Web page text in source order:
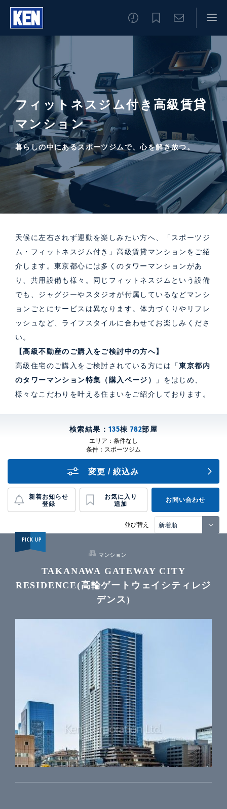
フィットネスジム付き高級賃貸
マンション
暮らしの中にあるスポーツジムで、心を解き放つ。
天候に左右されず運動を楽しみたい方へ、「スポーツジ
ム・フィットネスジム付き」高級賃貸マンションをご紹
介します。東京都心には多くのタワーマンションがあ
り、共用設備も様々。同じフィットネスジムという設備
でも、ジャグジーやスタジオが付属しているなどマンシ
ョンごとにサービスは異なります。体力づくりやリフレ
ッシュなど、ライフスタイルに合わせてお楽しみくださ
い。
【高級不動産のご購入をご検討中の方へ】
高級住宅のご購入をご検討されている方には「東京都内
のタワーマンション特集（購入ページ）
」をはじめ、
様々なこだわりを叶える住まいをご紹介しております。
検索結果： 135棟 782部屋
エリア： 条件なし
条件： スポーツジム
変更 / 絞込み
新着お知らせ
登録
お気に入り
追加
お問い合わせ
並び替え
PICK UP
マンション
TAKANAWA GATEWAY CITY
RESIDENCE(高輪ゲートウェイシティレジ
デンス)